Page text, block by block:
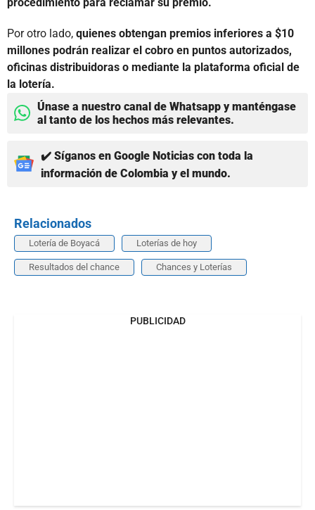
Por otro lado, quienes obtengan premios inferiores a $10
millones podrán realizar el cobro en puntos autorizados,
oficinas distribuidoras o mediante la plataforma oficial de
la lotería.
Únase a nuestro canal de Whatsapp y manténgase
al tanto de los hechos más relevantes.
✔️ Síganos en Google Noticias con toda la
información de Colombia y el mundo.
Relacionados
Lotería de Boyacá Loterías de hoy
Resultados del chance Chances y Loterías
PUBLICIDAD